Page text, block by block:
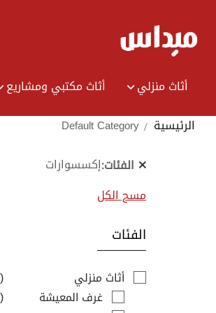
Content
أثاث منزلي أثاث مكتبي ومشاريع
الرئيسية
Default Category
الفئات إكسسوارات
مسح الكل
الفئات
أثاث منزلي
غرف المعيشة